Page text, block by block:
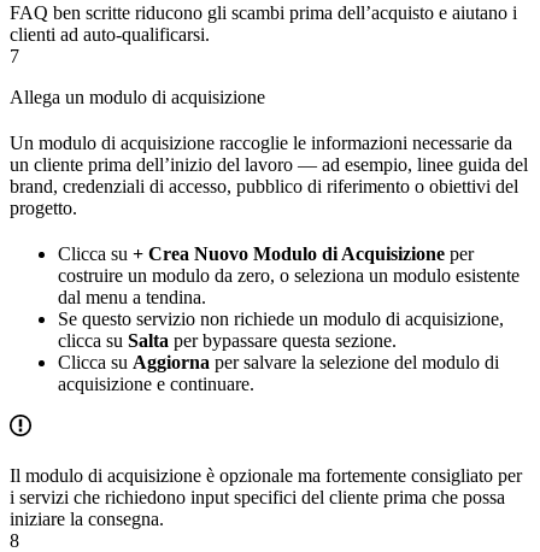
FAQ ben scritte riducono gli scambi prima dell’acquisto e aiutano i
clienti ad auto-qualificarsi.
7
Allega un modulo di acquisizione
Un modulo di acquisizione raccoglie le informazioni necessarie da
un cliente prima dell’inizio del lavoro — ad esempio, linee guida del
brand, credenziali di accesso, pubblico di riferimento o obiettivi del
progetto.
Clicca su + Crea Nuovo Modulo di Acquisizione per
costruire un modulo da zero, o seleziona un modulo esistente
dal menu a tendina.
Se questo servizio non richiede un modulo di acquisizione,
clicca su Salta per bypassare questa sezione.
Clicca su Aggiorna per salvare la selezione del modulo di
acquisizione e continuare.
Il modulo di acquisizione è opzionale ma fortemente consigliato per
i servizi che richiedono input specifici del cliente prima che possa
iniziare la consegna.
8